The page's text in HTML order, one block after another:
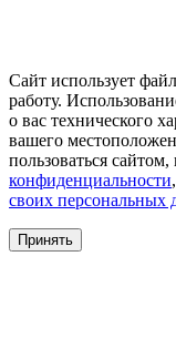
Сайт использует
работу.
о вас технического
вашего
пользоваться
конфиденциальности
своих персональных
Принять